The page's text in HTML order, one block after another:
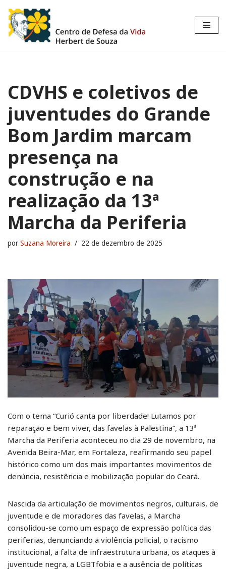
Pular
para
CDVHS e coletivos de
juventudes do Grande
Bom Jardim marcam
presença na
construção e na
realização da 13ª
Marcha da Periferia
por Suzana Moreira 22 de dezembro de 2025
Com o tema “Curió canta por liberdade! Lutamos por
reparação e bem viver, das favelas à Palestina”, a 13ª
Marcha da Periferia aconteceu no dia 29 de novembro, na
Avenida Beira-Mar, em Fortaleza, reafirmando seu papel
histórico como um dos mais importantes movimentos de
denúncia, resistência e mobilização popular do Ceará.
Nascida da articulação de movimentos negros, culturais, de
juventude e de moradores das favelas, a Marcha
consolidou-se como um espaço de expressão política das
periferias, denunciando a violência policial, o racismo
institucional, a falta de infraestrutura urbana, os ataques à
juventude negra, a LGBTfobia e a ausência de políticas